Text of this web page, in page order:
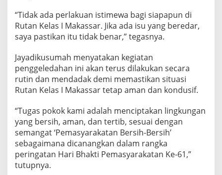
“Tidak ada perlakuan istimewa bagi siapapun di
Rutan Kelas I Makassar. Jika ada isu yang beredar,
saya pastikan itu tidak benar,” tegasnya.
Jayadikusumah menyatakan kegiatan
penggeledahan ini akan terus dilakukan secara
rutin dan mendadak demi memastikan situasi
Rutan Kelas I Makassar tetap aman dan kondusif.
“Tugas pokok kami adalah menciptakan lingkungan
yang bersih, aman, dan tertib, sesuai dengan
semangat ‘Pemasyarakatan Bersih-Bersih’
sebagaimana dicanangkan dalam rangka
peringatan Hari Bhakti Pemasyarakatan Ke-61,”
tutupnya.